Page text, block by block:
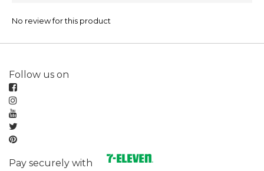
No review for this product
Follow us on
Pay securely with